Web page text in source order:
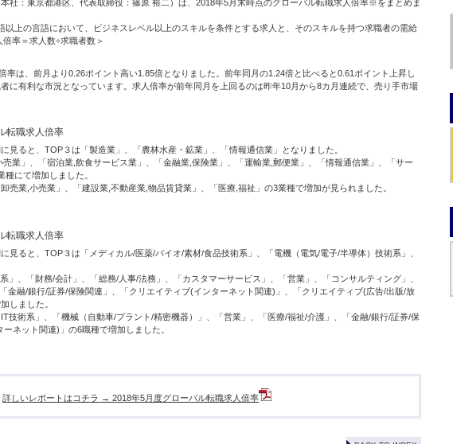
社：東京都港区、代表取締役：篠原 裕二）は、2018年5月末時点のグローバル転職求人倍率※をまとめま
上の言語において、ビジネスレベル以上のスキルを条件とする求人と、そのスキルを持つ求職者の需給
率＝求人数÷求職者数＞
は、前月より0.26ポイント高い1.85倍となりました。前年同月の1.24倍と比べると0.61ポイント上昇し
に有利な市況となっています。求人倍率が前年同月を上回るのは昨年10月から8カ月連続で、売り手市場
見ると、TOP３は「製造業」、「農林水産・鉱業」、「情報通信業」となりました。
業」、「宿泊業,飲食サービス業」、「金融業,保険業」、「運輸業,郵便業」、「情報通信業」、「サー
にて増加しました。
売業,小売業」、「建設業,不動産業,物品賃貸業」、「医療,福祉」の3業種で増加が見られました。
見ると、TOP３は「メディカル/医薬/バイオ/素材/食品技術系」、「電機（電気/電子/半導体）技術系」、
、「財務/会計」、「総務/人事/法務」、「カスタマーサービス」、「営業」、「コンサルティング」、
金融/銀行/証券/保険関連」、「クリエイティブ(インターネット関連)」、「クリエイティブ(広告/出版/放
しました。
技術系」、「機械（自動車/プラント/精密機器）」、「営業」、「医療/福祉/介護」、「金融/銀行/証券/保
ネット関連)」の6職種で増加しました。
詳しいレポートはコチラ → 2018年5月度グローバル転職求人倍率